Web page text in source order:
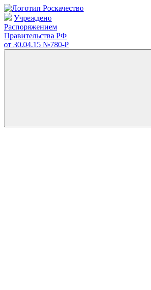
Учреждено
Распоряжением
Правительства РФ
от 30.04.15 №780-Р